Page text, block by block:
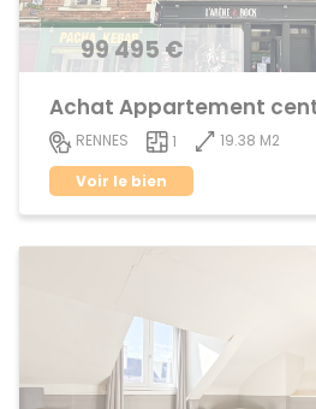
99 495 €
RENNES 1
19.38 M2
Voir le bien